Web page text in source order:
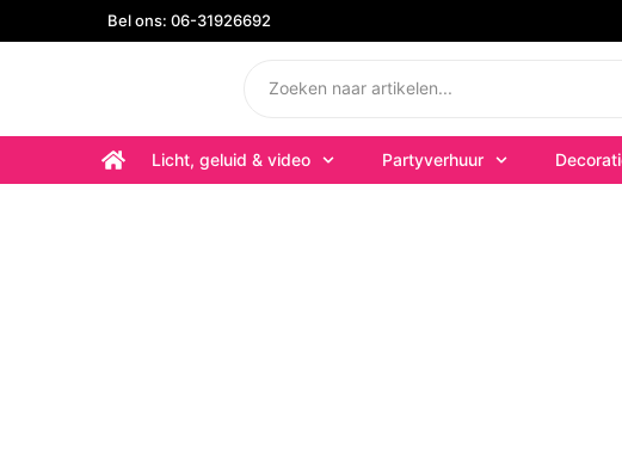
Bel ons: 06-31926692
Licht, geluid & video Partyverhuur